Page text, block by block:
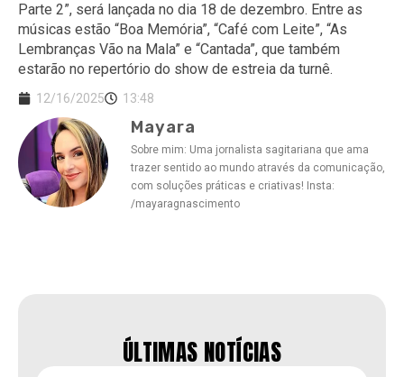
Parte 2”, será lançada no dia 18 de dezembro. Entre as
músicas estão “Boa Memória”, “Café com Leite”, “As
Lembranças Vão na Mala” e “Cantada”, que também
estarão no repertório do show de estreia da turnê.
12/16/2025 13:48
Mayara
Sobre mim: Uma jornalista sagitariana que ama
trazer sentido ao mundo através da comunicação,
com soluções práticas e criativas! Insta:
/mayaragnascimento
ÚLTIMAS NOTÍCIAS